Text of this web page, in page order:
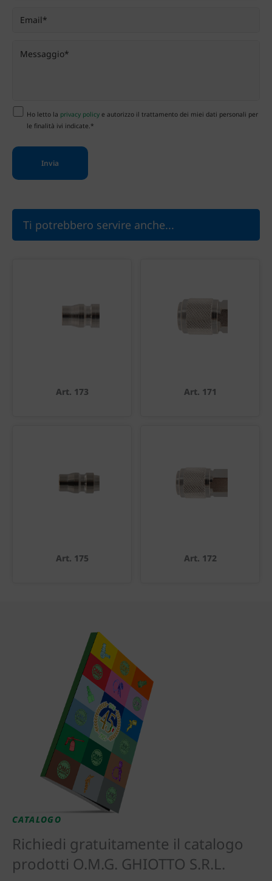
Ho letto la privacy policye autorizzo il trattamento dei miei dati personali per
le finalità ivi indicate.*
Ti potrebbero servire anche...
Art. 173 Art. 171
Art. 175 Art. 172
CATALOGO
Richiedi gratuitamente il catalogo
prodotti O.M.G. GHIOTTO S.R.L.